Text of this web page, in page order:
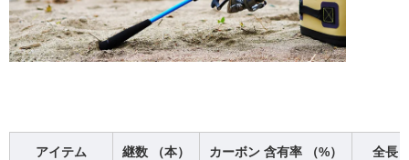
アイテム 継数 （本） カーボン 含有率 （%） 全長